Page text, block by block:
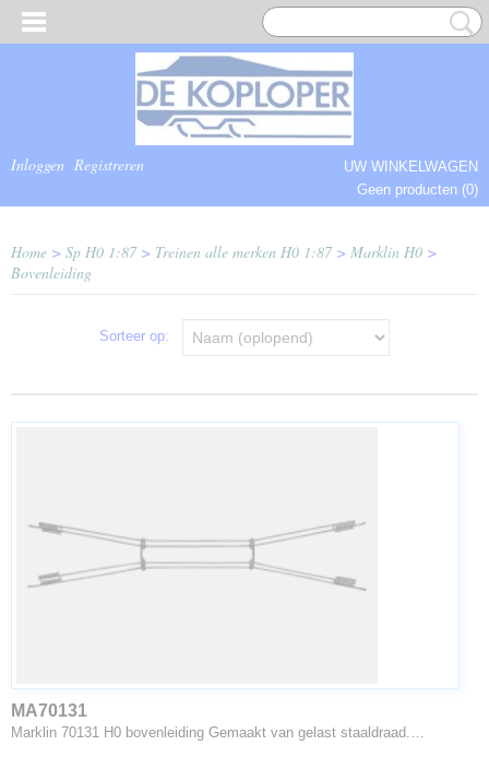
Inloggen Registreren
UW WINKELWAGEN
Geen producten (0)
Home > Sp H0 1:87> Treinen alle merken H0 1:87> Marklin H0 >
Bovenleiding
Sorteer op:
MA70131
Marklin 70131 H0 bovenleiding Gemaakt van gelast staaldraad.…